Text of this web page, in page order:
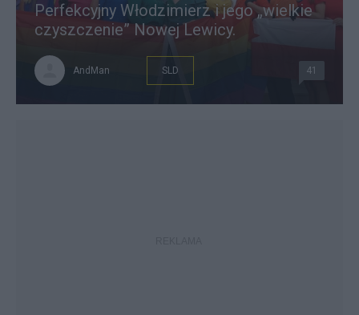
Perfekcyjny Włodzimierz i jego „wielkie
czyszczenie” Nowej Lewicy.
AndMan SLD 41